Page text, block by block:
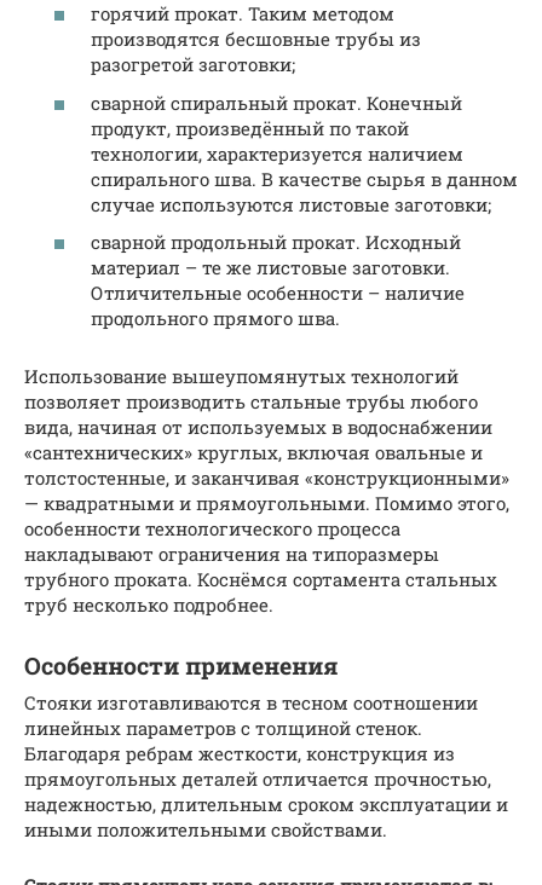
горячий прокат. Таким методом
производятся бесшовные трубы из
разогретой заготовки;
сварной спиральный прокат. Конечный
продукт, произведённый по такой
технологии, характеризуется наличием
спирального шва. В качестве сырья в данном
случае используются листовые заготовки;
сварной продольный прокат. Исходный
материал – те же листовые заготовки.
Отличительные особенности – наличие
продольного прямого шва.
Использование вышеупомянутых технологий
позволяет производить стальные трубы любого
вида, начиная от используемых в водоснабжении
«сантехнических» круглых, включая овальные и
толстостенные, и заканчивая «конструкционными»
— квадратными и прямоугольными. Помимо этого,
особенности технологического процесса
накладывают ограничения на типоразмеры
трубного проката. Коснёмся сортамента стальных
труб несколько подробнее.
Особенности применения
Стояки изготавливаются в тесном соотношении
линейных параметров с толщиной стенок.
Благодаря ребрам жесткости, конструкция из
прямоугольных деталей отличается прочностью,
надежностью, длительным сроком эксплуатации и
иными положительными свойствами.